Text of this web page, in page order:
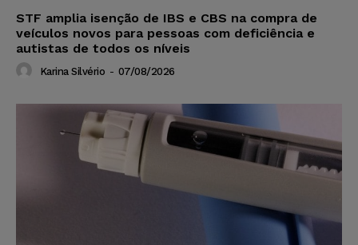
STF amplia isenção de IBS e CBS na compra de
veículos novos para pessoas com deficiência e
autistas de todos os níveis
Karina Silvério - 07/08/2026